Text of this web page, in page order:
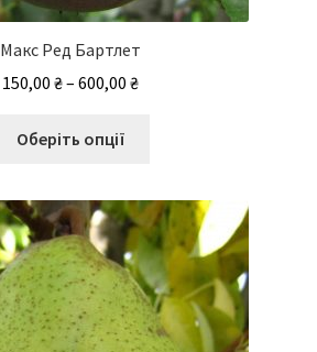
Макс Ред Бартлет
150,00 ₴– 600,00 ₴Діапазон
600,00 ₴
Оберіть опції
кілька
варіантів.
Параметри
можна
вибрати
на